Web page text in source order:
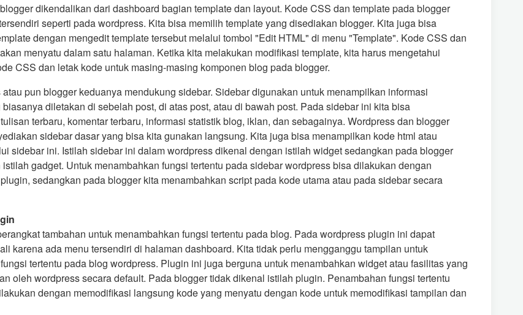
dikendalikan dari dashboard bagian template dan layout. Kode CSS dan template pada blogger
seperti pada wordpress. Kita bisa memilih template yang disediakan blogger. Kita juga bisa
dengan mengedit template tersebut melalui tombol "Edit HTML" di menu "Template". Kode CSS dan
menyatu dalam satu halaman. Ketika kita melakukan modifikasi template, kita harus mengetahui
CSS dan letak kode untuk masing-masing komponen blog pada blogger.
pun blogger keduanya mendukung sidebar. Sidebar digunakan untuk menampilkan informasi
diletakan di sebelah post, di atas post, atau di bawah post. Pada sidebar ini kita bisa
terbaru, komentar terbaru, informasi statistik blog, iklan, dan sebagainya. Wordpress dan blogger
sidebar dasar yang bisa kita gunakan langsung. Kita juga bisa menampilkan kode html atau
sidebar ini. Istilah sidebar ini dalam wordpress dikenal dengan istilah widget sedangkan pada blogger
gadget. Untuk menambahkan fungsi tertentu pada sidebar wordpress bisa dilakukan dengan
sedangkan pada blogger kita menambahkan script pada kode utama atau pada sidebar secara
tambahan untuk menambahkan fungsi tertentu pada blog. Pada wordpress plugin ini dapat
karena ada menu tersendiri di halaman dashboard. Kita tidak perlu mengganggu tampilan untuk
tertentu pada blog wordpress. Plugin ini juga berguna untuk menambahkan widget atau fasilitas yang
oleh wordpress secara default. Pada blogger tidak dikenal istilah plugin. Penambahan fungsi tertentu
dengan memodifikasi langsung kode yang menyatu dengan kode untuk memodifikasi tampilan dan